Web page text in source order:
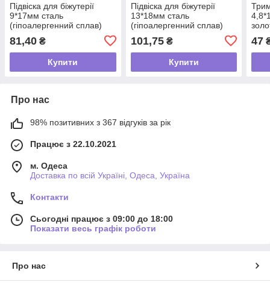
Підвіска для біжутерії
9*17мм сталь
(гіпоалергенний сплав)
81,40 ₴
Купити
Підвіска для біжутерії
13*18мм сталь
(гіпоалергенний сплав)
101,75₴
Купити
47
Про нас
98% позитивних з 367 відгуків за рік
Працює з 22.10.2021
м. Одеса
Доставка по всій Україні, Одеса, Україна
Контакти
Сьогодні працює з 09:00 до 18:00
Показати весь графік роботи
Про нас